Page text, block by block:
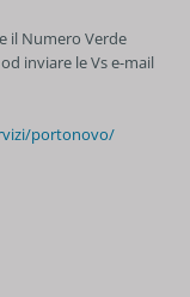
il Numero Verde
inviare le Vs e-mail
portonovo/